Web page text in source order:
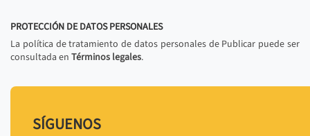
PROTECCIÓN DE DATOS PERSONALES
La política de tratamiento de datos personales de Publicar puede ser
consultada en Términos legales.
SÍGUENOS